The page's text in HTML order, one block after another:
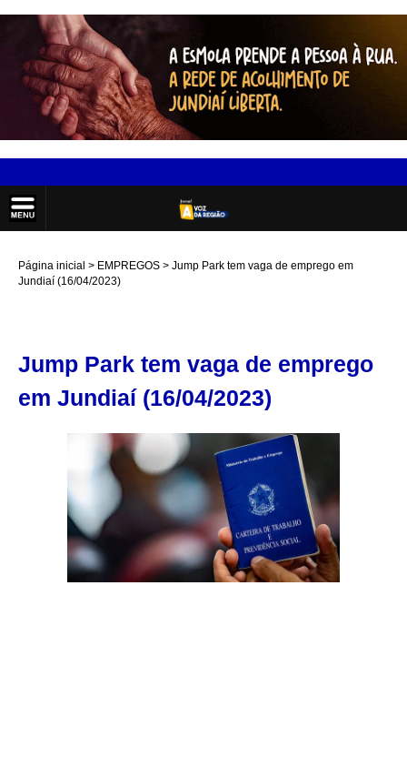
Página inicial EMPREGOS
Jump Park tem vaga de emprego em
Jundiaí (16/04/2023)
Jump Park tem vaga de emprego
em Jundiaí (16/04/2023)